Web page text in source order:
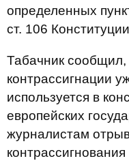
определенных
ст. 106
Табачник
контрассигнации
используется в
европейских
журналистам